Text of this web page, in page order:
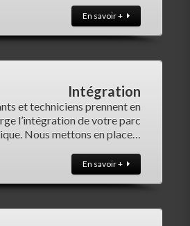
En savoir +
Intégration
et techniciens prennent en
l’intégration de votre parc
Nous mettons en place…
En savoir +